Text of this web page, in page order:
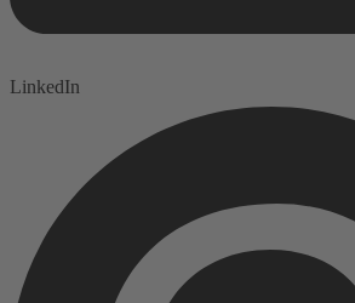
LinkedIn